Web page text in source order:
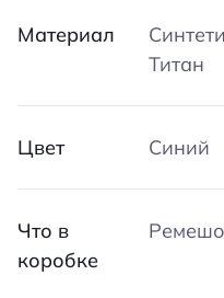
Материал
Титан
Цвет Синий
Что в
коробке